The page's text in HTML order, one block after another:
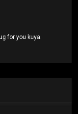
for you kuya.